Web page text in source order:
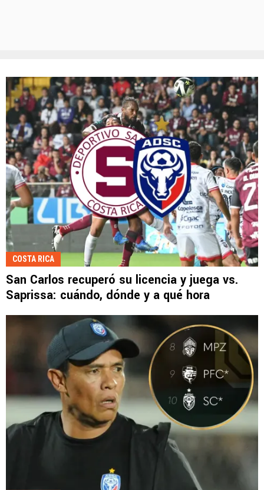
COSTA RICA
San Carlos recuperó su licencia y juega vs.
Saprissa: cuándo, dónde y a qué hora